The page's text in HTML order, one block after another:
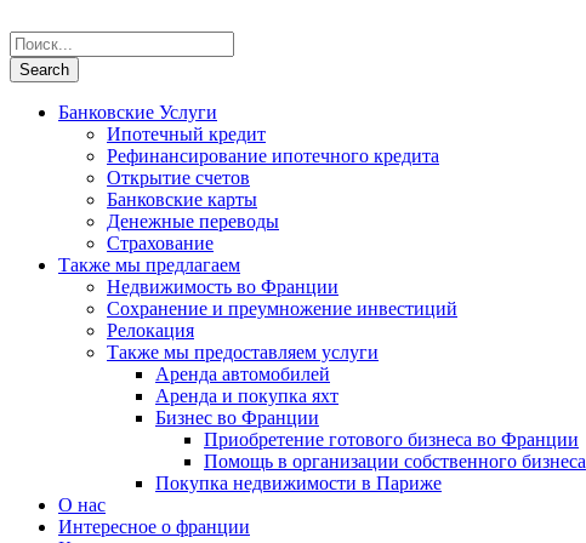
Банковские Услуги
Ипотечный кредит
Рефинансирование ипотечного кредита
Открытие счетов
Банковские карты
Денежные переводы
Страхование
Также мы предлагаем
Недвижимость во Франции
Сохранение и преумножение инвестиций
Релокация
Также мы предоставляем услуги
Аренда автомобилей
Аренда и покупка яхт
Бизнес во Франции
Приобретение готового бизнеса во Франции
Помощь в организации собственного бизнеса
Покупка недвижимости в Париже
О нас
Интересное о франции